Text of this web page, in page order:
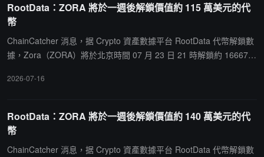
RootData：ZORA 將於一週後解鎖價值約 115 萬美元的代
幣
ChainCatcher 消息，据 Crypto 資產數據平台 RootData 代幣解鎖數
據，Zora（ZORA）將於北京時間 07 月 23 日 21 時解鎖約 16667
2026-07-16
RootData：ZORA 將於一週後解鎖價值約 140 萬美元的代
幣
ChainCatcher 消息，据 Crypto 資產數據平台 RootData 代幣解鎖數